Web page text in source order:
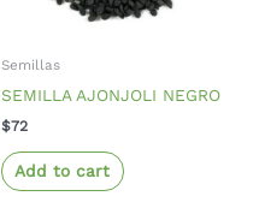
Semillas
SEMILLA AJONJOLI NEGRO
$72
Add to cart